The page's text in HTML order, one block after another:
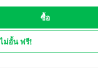
ซื้อ
ม่อั้น ฟรี!